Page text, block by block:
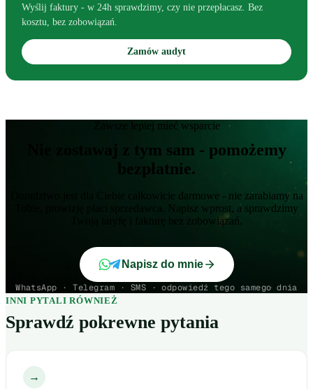
Wyślij faktury - w 24h sprawdzimy, czy nie przepłacasz. Bez
kosztu, bez zobowiązań.
Zamów audyt
Zawsze lepiej mieć wsparcie
Nie zostawaj z tym sam - pomożemy
bezpłatnie.
Doradztwo jest dla Ciebie całkowicie darmowe - nie zarabiamy na
Tobie, prowizję płaci sprzedawca. Napisz wprost, a sprawdzimy
Twoją taryfę i fakturę bez zobowiązań.
Napisz do mnie
WhatsApp · Telegram · SMS · odpowiedź tego samego dnia
INNI PYTALI RÓWNIEŻ
Sprawdź pokrewne pytania
→